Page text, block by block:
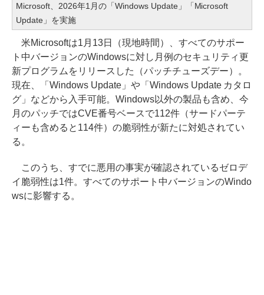
Microsoft、2026年1月の「Windows Update」「Microsoft
Update」を実施
米Microsoftは1月13日（現地時間）、すべてのサポー
ト中バージョンのWindowsに対し月例のセキュリティ更
新プログラムをリリースした（パッチチューズデー）。
現在、「Windows Update」や「Windows Update カタロ
グ」などから入手可能。Windows以外の製品も含め、今
月のパッチではCVE番号ベースで112件（サードパーテ
ィーも含めると114件）の脆弱性が新たに対処されてい
る。
このうち、すでに悪用の事実が確認されているゼロデ
イ脆弱性は1件。すべてのサポート中バージョンのWindo
wsに影響する。